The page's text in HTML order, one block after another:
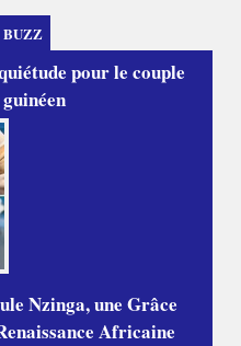
pour le couple
Nzinga, une Grâce
Africaine